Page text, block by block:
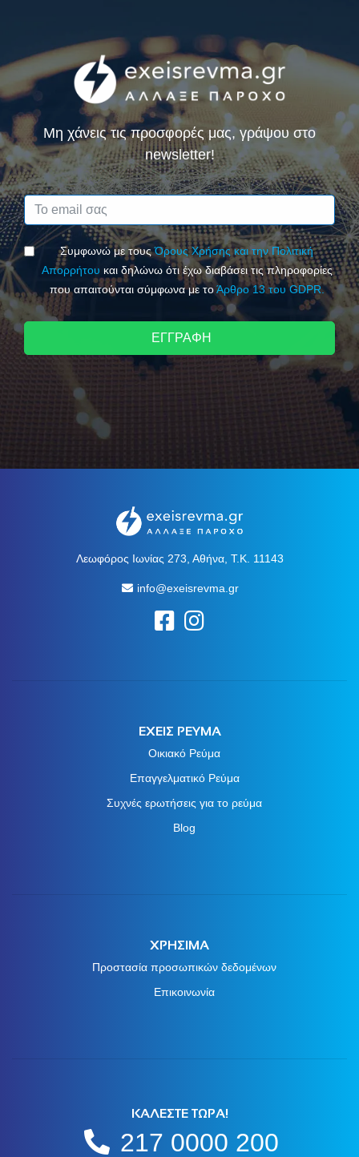
Μη χάνεις τις προσφορές μας, γράψου στο
newsletter!
Συμφωνώ με τουςΌρους Χρήσης και την Πολιτική
Απορρήτου και δηλώνω ότι έχω διαβάσει τις πληροφορίες
που απαιτούνται σύμφωνα με τοΆρθρο 13 του GDPR.
ΕΓΓΡΑΦΗ
Λεωφόρος Ιωνίας 273, Αθήνα, Τ.Κ. 11143
info@exeisrevma.gr
ΕΧΕΙΣ ΡΕΥΜΑ
Οικιακό Ρεύμα
Επαγγελματικό Ρεύμα
Συχνές ερωτήσεις για το ρεύμα
Blog
ΧΡΗΣΙΜΑ
Προστασία προσωπικών δεδομένων
Επικοινωνία
ΚΑΛΕΣΤΕ ΤΩΡΑ!
217 0000 200